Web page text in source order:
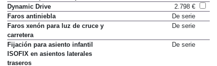
velocidad (Servotronic)
Dynamic Drive
2.798 €
Faros antiniebla
De serie
Faros xenón para luz de cruce y
carretera
Fijación para asiento infantil
ISOFIX en asientos laterales